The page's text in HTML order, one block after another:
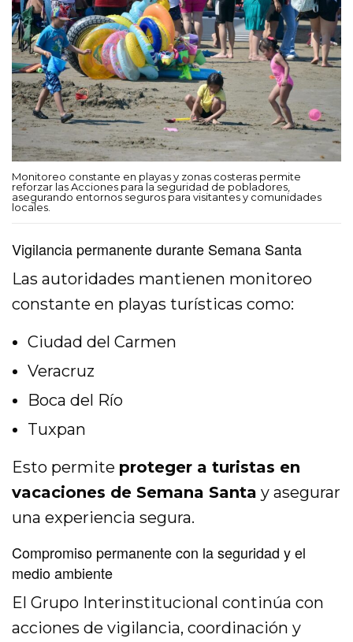
Monitoreo constante en playas y zonas costeras permite
reforzar las Acciones para la seguridad de pobladores,
asegurando entornos seguros para visitantes y comunidades
locales.
Vigilancia permanente durante Semana Santa
Las autoridades mantienen monitoreo
constante en playas turísticas como:
Ciudad del Carmen
Veracruz
Boca del Río
Tuxpan
Esto permite proteger a turistas en
vacaciones de Semana Santa y asegurar
una experiencia segura.
Compromiso permanente con la seguridad y el
medio ambiente
El Grupo Interinstitucional continúa con
acciones de vigilancia, coordinación y